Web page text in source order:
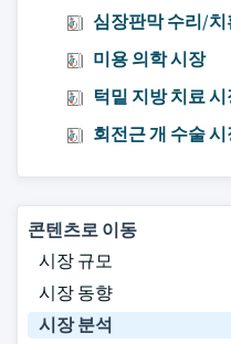
심장판막 수리/치
미용 의학 시장
턱밑 지방 치료
회전근 개 수술
콘텐츠로 이동
시장 규모
시장 동향
시장 분석